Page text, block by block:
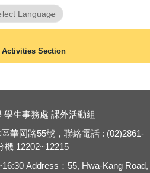
Section
Translate
生事務處 課外活動組
華岡路55號，聯絡電話 : (02)2861-
機 12202~12215
Address：55, Hwa-Kang Road,